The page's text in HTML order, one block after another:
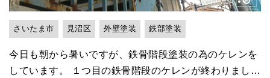
さいたま市 見沼区 外壁塗装 鉄部塗装
今日も朝から暑いですが、鉄骨階段塗装の為のケレンを
しています。 １つ目の鉄骨階段のケレンが終わりまし